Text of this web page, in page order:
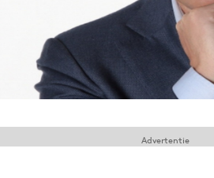
12 nov: MarketingLive!
Adverteren
Opleidingen
Advertentie